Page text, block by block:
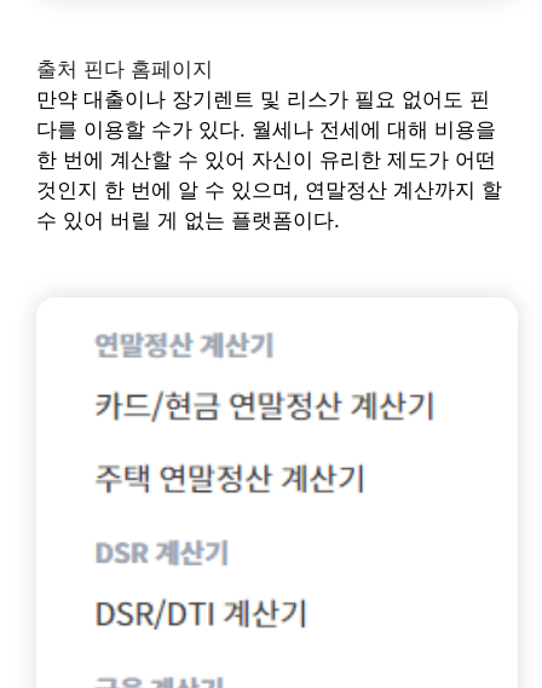
출처 핀다 홈페이지
만약 대출이나 장기렌트 및 리스가 필요 없어도 핀
다를 이용할 수가 있다. 월세나 전세에 대해 비용을
한 번에 계산할 수 있어 자신이 유리한 제도가 어떤
것인지 한 번에 알 수 있으며, 연말정산 계산까지 할
수 있어 버릴 게 없는 플랫폼이다.